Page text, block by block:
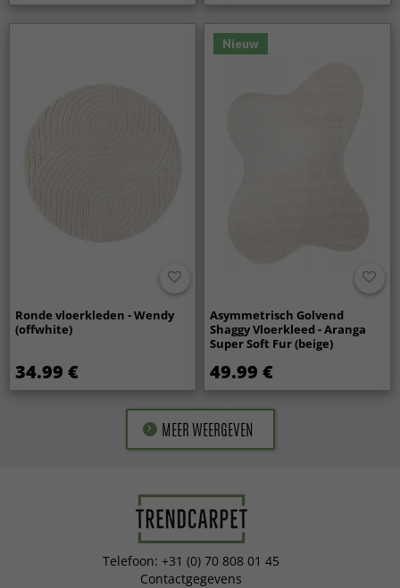
Ronde vloerkleden - Wendy
(offwhite)
34.99 €
Nieuw
Asymmetrisch Golvend
Shaggy Vloerkleed - Aranga
Super Soft Fur (beige)
49.99 €
MEER WEERGEVEN
Telefoon: +31 (0) 70 808 01 45
Contactgegevens